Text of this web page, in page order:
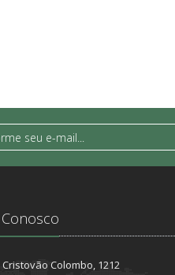
Conosco
Cristovão Colombo, 1212